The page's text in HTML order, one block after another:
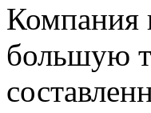
Компания
большую